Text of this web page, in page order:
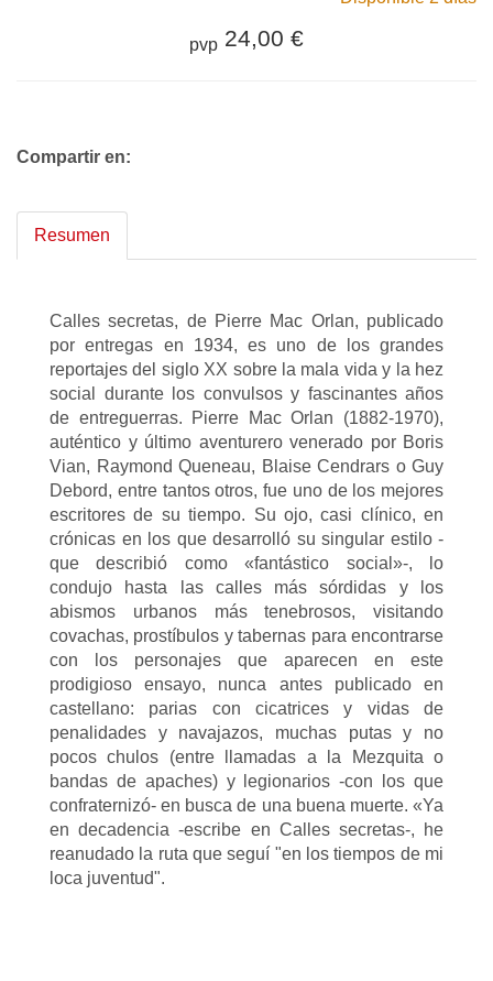
pvp 24,00 €
Compartir en:
Resumen
Calles secretas, de Pierre Mac Orlan, publicado
por entregas en 1934, es uno de los grandes
reportajes del siglo XX sobre la mala vida y la hez
social durante los convulsos y fascinantes años
de entreguerras. Pierre Mac Orlan (1882-1970),
auténtico y último aventurero venerado por Boris
Vian, Raymond Queneau, Blaise Cendrars o Guy
Debord, entre tantos otros, fue uno de los mejores
escritores de su tiempo. Su ojo, casi clínico, en
crónicas en los que desarrolló su singular estilo -
que describió como «fantástico social»-, lo
condujo hasta las calles más sórdidas y los
abismos urbanos más tenebrosos, visitando
covachas, prostíbulos y tabernas para encontrarse
con los personajes que aparecen en este
prodigioso ensayo, nunca antes publicado en
castellano: parias con cicatrices y vidas de
penalidades y navajazos, muchas putas y no
pocos chulos (entre llamadas a la Mezquita o
bandas de apaches) y legionarios -con los que
confraternizó- en busca de una buena muerte. «Ya
en decadencia -escribe en Calles secretas-, he
reanudado la ruta que seguí "en los tiempos de mi
loca juventud".